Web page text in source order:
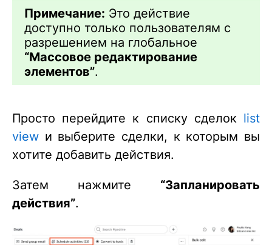
Примечание: Это действие
доступно только пользователям с
разрешением на глобальное
“Массовое редактирование
элементов”.
Просто перейдите к списку сделок list
view и выберите сделки, к которым вы
хотите добавить действия.
Затем нажмите “Запланировать
действия”.